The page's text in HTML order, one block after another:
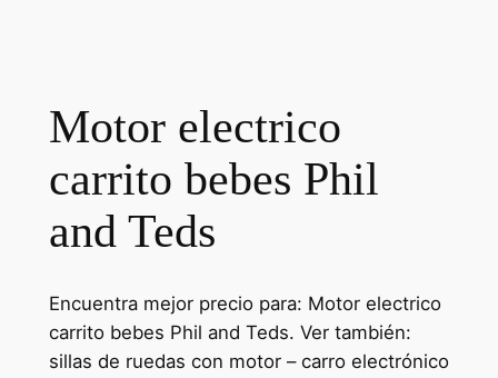
Motor electrico
carrito bebes Phil
and Teds
Encuentra mejor precio para: Motor electrico
carrito bebes Phil and Teds. Ver también:
sillas de ruedas con motor – carro electrónico